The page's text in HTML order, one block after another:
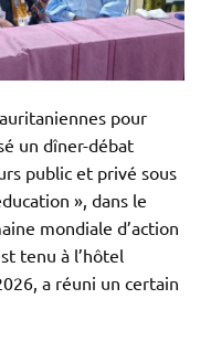
pour
un dîner-débat
public et privé sous
», dans le
mondiale d’action
tenu à l’hôtel
a réuni un certain